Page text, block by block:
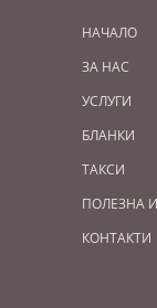
НАЧАЛО
ЗА НАС
УСЛУГИ
БЛАНКИ
ТАКСИ
ПОЛЕЗНА
КОНТАКТИ